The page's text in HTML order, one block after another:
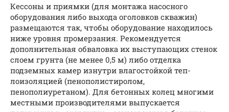
Кессоны и приямки (для монтажа насосного
оборудования либо выхода оголовков скважин)
размещаются так, чтобы оборудование находилось
ниже уровня промерзания. Рекомендуется
дополнительная обваловка их выступающих стенок
слоем грунта (не менее 0,5 м) либо отделка
подземных камер изнутри влагостойкой теп­
лоизоляцией (пенополистиролом,
пенополиуретаном). Для бетонных колец многими
местными производителями выпускается